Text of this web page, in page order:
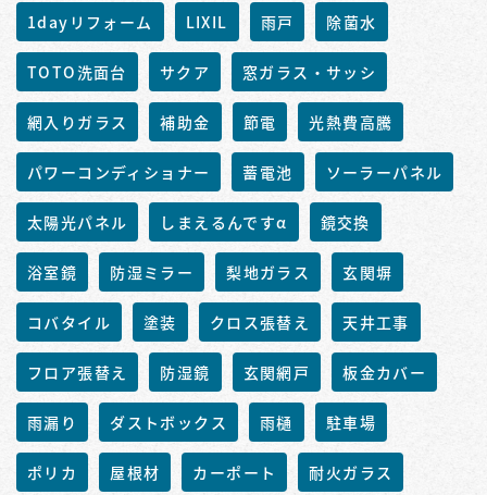
1dayリフォーム LIXIL 雨戸 除菌水
TOTO洗面台 サクア 窓ガラス・サッシ
網入りガラス 補助金 節電 光熱費高騰
パワーコンディショナー 蓄電池 ソーラーパネル
太陽光パネル しまえるんですα 鏡交換
浴室鏡 防湿ミラー 梨地ガラス 玄関塀
コバタイル 塗装 クロス張替え 天井工事
フロア張替え 防湿鏡 玄関網戸 板金カバー
雨漏り ダストボックス 雨樋 駐車場
ポリカ 屋根材 カーポート 耐火ガラス